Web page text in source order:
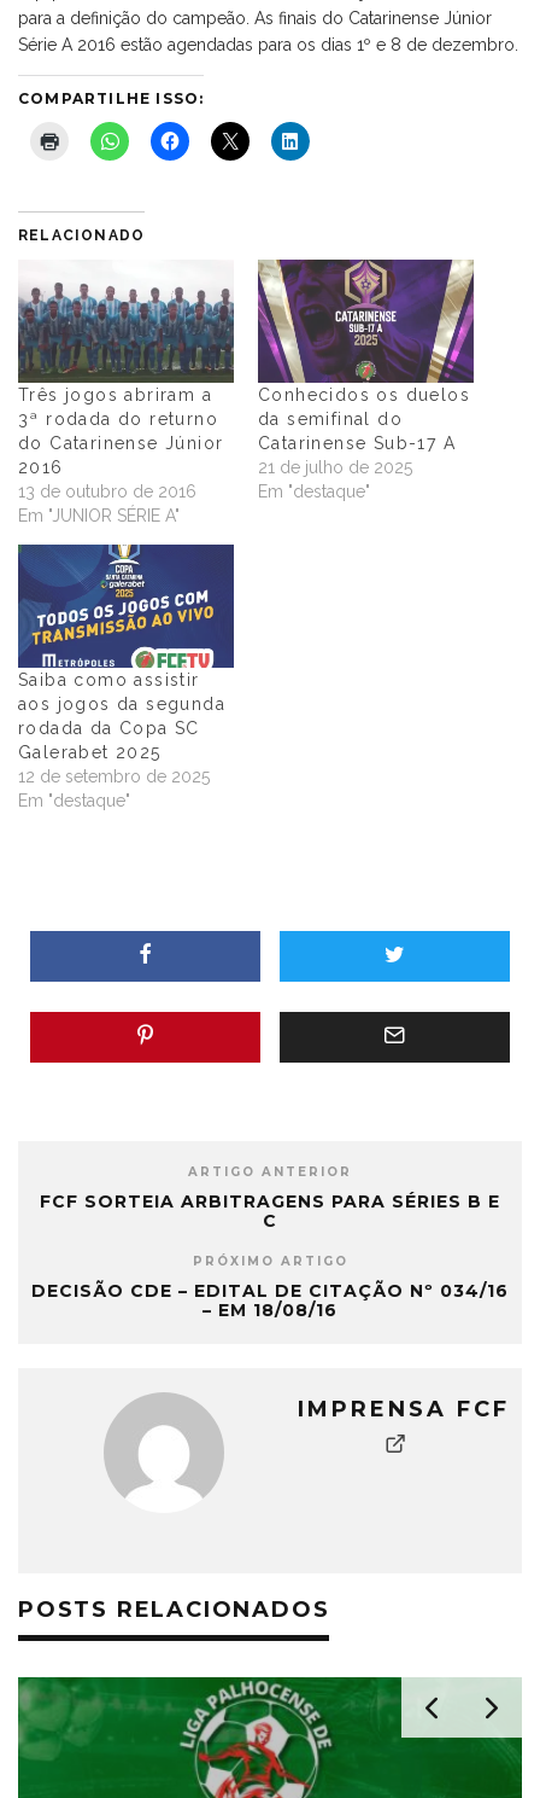
para a definição do campeão. As finais do Catarinense Júnior
Série A 2016 estão agendadas para os dias 1º e 8 de dezembro.
COMPARTILHE ISSO:
RELACIONADO
Três jogos abriram a
3ª rodada do returno
do Catarinense Júnior
2016
13 de outubro de 2016
Em "JUNIOR SÉRIE A"
Conhecidos os duelos
da semifinal do
Catarinense Sub-17 A
21 de julho de 2025
Em "destaque"
Saiba como assistir
aos jogos da segunda
rodada da Copa SC
Galerabet 2025
12 de setembro de 2025
Em "destaque"
ARTIGO ANTERIOR
FCF SORTEIA ARBITRAGENS PARA SÉRIES B E
C
PRÓXIMO ARTIGO
DECISÃO CDE – EDITAL DE CITAÇÃO Nº 034/16
– EM 18/08/16
IMPRENSA FCF
POSTS RELACIONADOS